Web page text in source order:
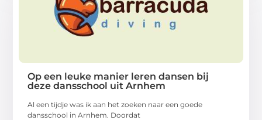
Op een leuke manier leren dansen bij
deze dansschool uit Arnhem
Al een tijdje was ik aan het zoeken naar een goede
dansschool in Arnhem. Doordat